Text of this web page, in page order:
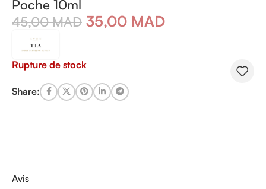
Poche 10ml
45,00MAD 35,00 MAD
Rupture de stock
Share:
Avis